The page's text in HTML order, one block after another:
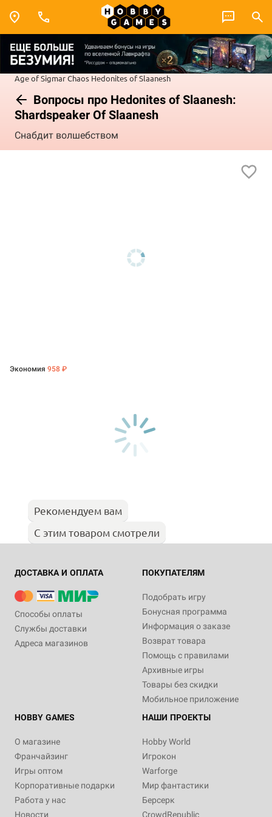
Age of SigmarChaos Hedonites of Slaanesh
Вопросы про Hedonites of Slaanesh:
Shardspeaker Of Slaanesh
Снабдит волшебством
Экономия 958 ₽
Рекомендуем вам
С этим товаром смотрели
ДОСТАВКА И ОПЛАТА
Способы оплаты
Службы доставки
Адреса магазинов
ПОКУПАТЕЛЯМ
Подобрать игру
Бонусная программа
Информация о заказе
Возврат товара
Помощь с правилами
Архивные игры
Товары без скидки
Мобильное приложение
HOBBY GAMES
О магазине
Франчайзинг
Игры оптом
Корпоративные подарки
Работа у нас
Новости
НАШИ ПРОЕКТЫ
Hobby World
Игрокон
Warforge
Мир фантастики
Берсерк
CrowdRepublic